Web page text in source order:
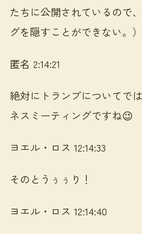
たちに公開されているので
グを隠すことができない。）
匿名 2:14:21
絶対にトランプについてで
ネスミーティングですね😉
ヨエル・ロス 12:14:33
そのとうぅぅり！
ヨエル・ロス 12:14:40